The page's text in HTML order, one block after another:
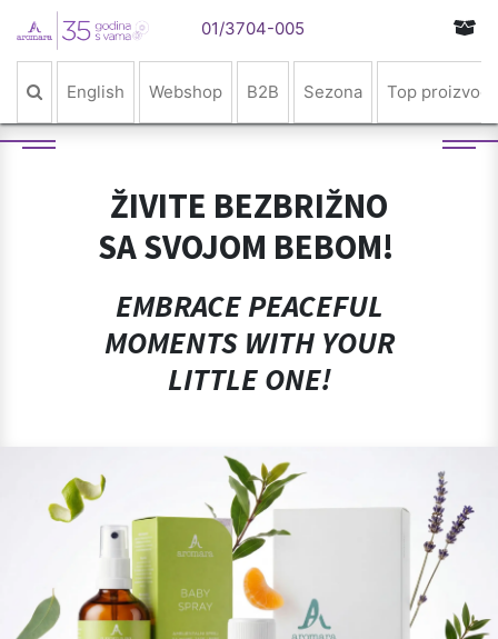
01/3704-005
English Webshop B2B Sezona Top proizvodi
ŽIVITE BEZBRIŽNO
SA SVOJOM BEBOM!
EMBRACE PEACEFUL
MOMENTS WITH YOUR
LITTLE ONE!